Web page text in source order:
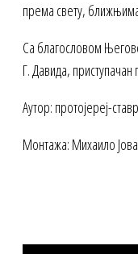
према свету,
Са благословом
Г. Давида, приступачан
Аутор: протојереј-
Монтажа: Михаило